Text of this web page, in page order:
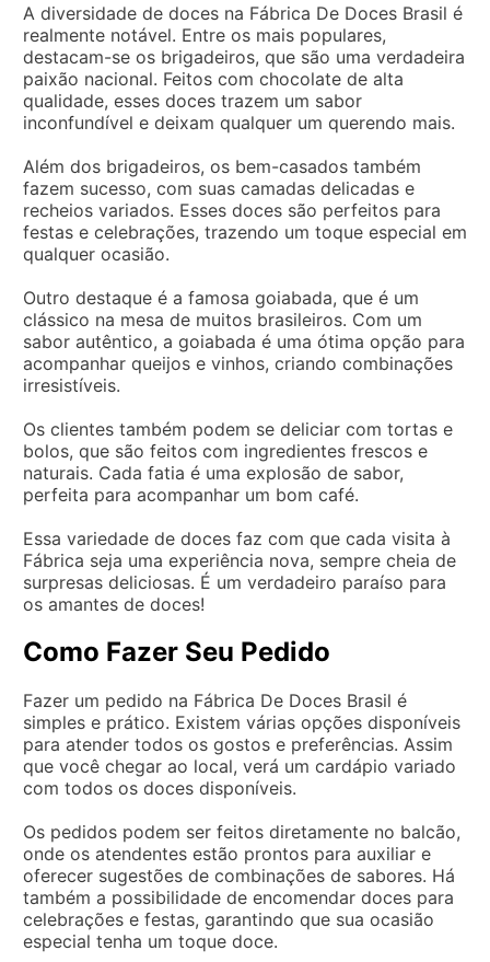
A diversidade de doces na Fábrica De Doces Brasil é
realmente notável. Entre os mais populares,
destacam-se os brigadeiros, que são uma verdadeira
paixão nacional. Feitos com chocolate de alta
qualidade, esses doces trazem um sabor
inconfundível e deixam qualquer um querendo mais.
Além dos brigadeiros, os bem-casados também
fazem sucesso, com suas camadas delicadas e
recheios variados. Esses doces são perfeitos para
festas e celebrações, trazendo um toque especial em
qualquer ocasião.
Outro destaque é a famosa goiabada, que é um
clássico na mesa de muitos brasileiros. Com um
sabor autêntico, a goiabada é uma ótima opção para
acompanhar queijos e vinhos, criando combinações
irresistíveis.
Os clientes também podem se deliciar com tortas e
bolos, que são feitos com ingredientes frescos e
naturais. Cada fatia é uma explosão de sabor,
perfeita para acompanhar um bom café.
Essa variedade de doces faz com que cada visita à
Fábrica seja uma experiência nova, sempre cheia de
surpresas deliciosas. É um verdadeiro paraíso para
os amantes de doces!
Como Fazer Seu Pedido
Fazer um pedido na Fábrica De Doces Brasil é
simples e prático. Existem várias opções disponíveis
para atender todos os gostos e preferências. Assim
que você chegar ao local, verá um cardápio variado
com todos os doces disponíveis.
Os pedidos podem ser feitos diretamente no balcão,
onde os atendentes estão prontos para auxiliar e
oferecer sugestões de combinações de sabores. Há
também a possibilidade de encomendar doces para
celebrações e festas, garantindo que sua ocasião
especial tenha um toque doce.